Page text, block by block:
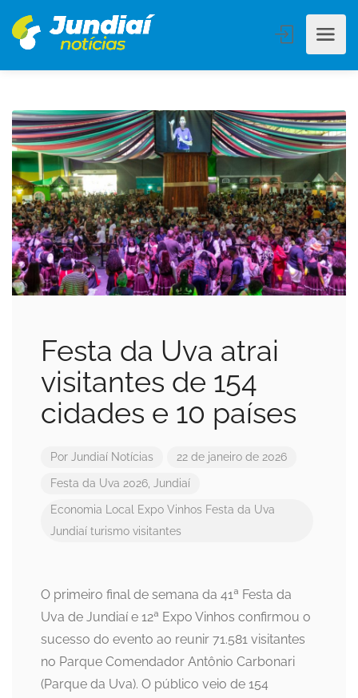
Festa da Uva atrai
visitantes de 154
cidades e 10 países
Por Jundiaí Notícias 22 de janeiro de 2026
Festa da Uva 2026, Jundiaí
Economia Local Expo Vinhos Festa da Uva
Jundiaí turismo visitantes
O primeiro final de semana da 41ª Festa da
Uva de Jundiaí e 12ª Expo Vinhos confirmou o
sucesso do evento ao reunir 71.581 visitantes
no Parque Comendador Antônio Carbonari
(Parque da Uva). O público veio de 154